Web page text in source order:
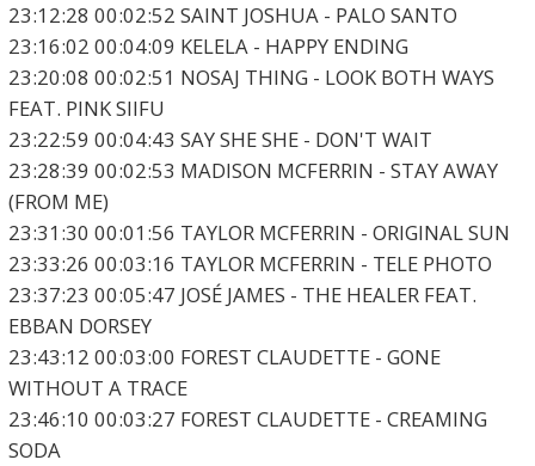
23:12:28 00:02:52 SAINT JOSHUA - PALO SANTO
23:16:02 00:04:09 KELELA - HAPPY ENDING
23:20:08 00:02:51 NOSAJ THING - LOOK BOTH WAYS
FEAT. PINK SIIFU
23:22:59 00:04:43 SAY SHE SHE - DON'T WAIT
23:28:39 00:02:53 MADISON MCFERRIN - STAY AWAY
(FROM ME)
23:31:30 00:01:56 TAYLOR MCFERRIN - ORIGINAL SUN
23:33:26 00:03:16 TAYLOR MCFERRIN - TELE PHOTO
23:37:23 00:05:47 JOSÉ JAMES - THE HEALER FEAT.
EBBAN DORSEY
23:43:12 00:03:00 FOREST CLAUDETTE - GONE
WITHOUT A TRACE
23:46:10 00:03:27 FOREST CLAUDETTE - CREAMING
SODA